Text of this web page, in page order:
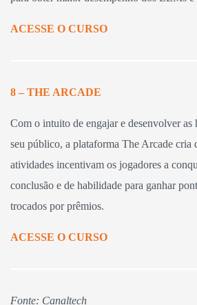
ACESSE O CURSO
8 – THE ARCADE
Com o intuito de engajar e desenvolver as
seu público, a plataforma The Arcade cria
atividades incentivam os jogadores a
conclusão e de habilidade para ganhar
trocados por prêmios.
ACESSE O CURSO
Fonte: Canaltech